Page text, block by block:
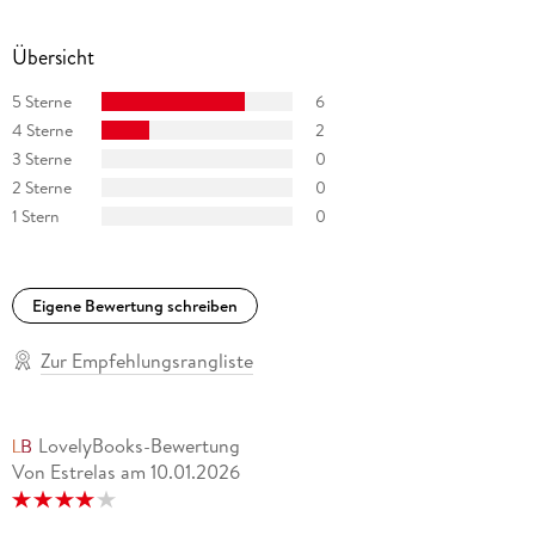
Übersicht
5 Sterne
6
4 Sterne
2
3 Sterne
0
2 Sterne
0
1 Stern
0
Eigene Bewertung schreiben
Zur Empfehlungsrangliste
LovelyBooks-Bewertung
Von Estrelas am 10.01.2026